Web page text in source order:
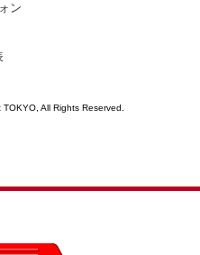
ン
All Rights Reserved.